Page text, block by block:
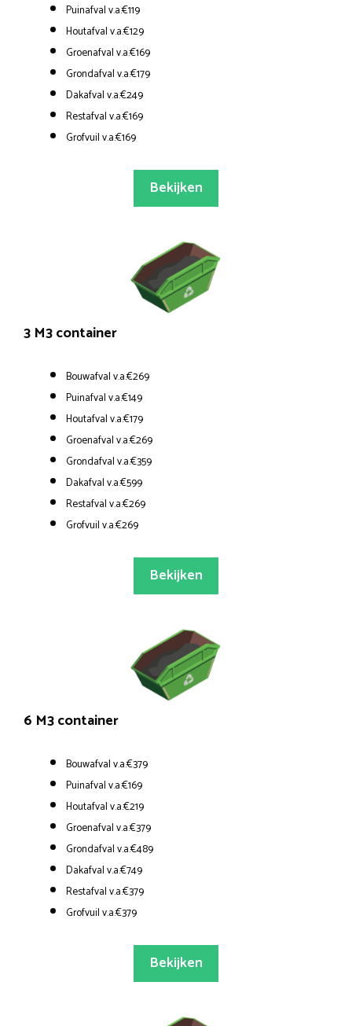
Puinafval v.a.€119
Houtafval v.a.€129
Groenafval v.a.€169
Grondafval v.a.€179
Dakafval v.a.€249
Restafval v.a.€169
Grofvuil v.a.€169
Bekijken
3 M3 container
Bouwafval v.a.€269
Puinafval v.a.€149
Houtafval v.a.€179
Groenafval v.a.€269
Grondafval v.a.€359
Dakafval v.a.€599
Restafval v.a.€269
Grofvuil v.a.€269
Bekijken
6 M3 container
Bouwafval v.a.€379
Puinafval v.a.€169
Houtafval v.a.€219
Groenafval v.a.€379
Grondafval v.a.€489
Dakafval v.a.€749
Restafval v.a.€379
Grofvuil v.a.€379
Bekijken